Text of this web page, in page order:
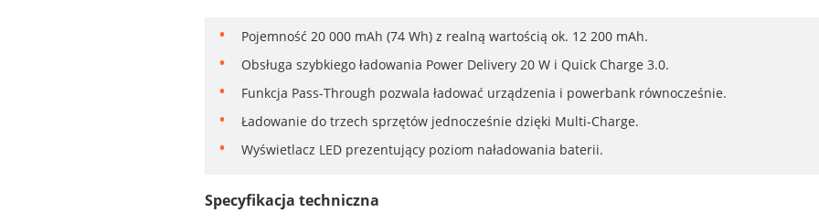
Pojemność 20 000 mAh (74 Wh) z realną wartością ok. 12 200 mAh.
Obsługa szybkiego ładowania Power Delivery 20 W i Quick Charge 3.0.
Funkcja Pass-Through pozwala ładować urządzenia i powerbank równocześnie.
Ładowanie do trzech sprzętów jednocześnie dzięki Multi-Charge.
Wyświetlacz LED prezentujący poziom naładowania baterii.
Specyfikacja techniczna